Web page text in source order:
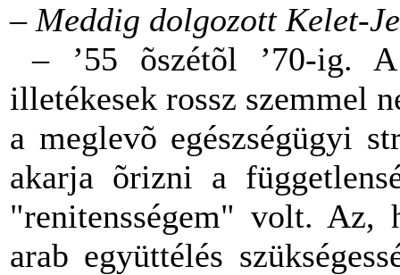
– Meddig dolgozott Kelet-
– ’55 õszétõl ’70-ig.
illetékesek rossz szemmel
a meglevõ egészségügyi
akarja õrizni a
"renitensségem" volt.
arab együttélés